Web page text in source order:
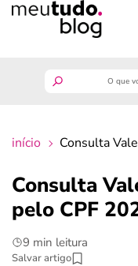
finanças
benefícios
início Consulta
Consulta
pelo CPF
9 min leitura
Salvar artigo